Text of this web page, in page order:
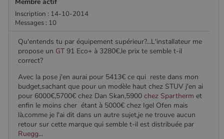
Inscription : 14-10-2014
Messages : 10
Qu'entends tu par équipement supérieur?...L'installateur me
propose un GT91 Eco+ à 3280€,le prix te semble t-il
correct?
Avec la pose j'en aurai pour 5413€ ce qui reste dans mon
budget,sachant que pour un modèle haut chez STUV j'en ai
pour 6000€,5700€ chez Dan Skan,5900 chez Spartherm et
enfin le moins cher étant à 5000€ chez Igel Ofen mais
là,comme je l'ai dit dans un autre sujet,je ne trouve aucun
retour sur cette marque qui semble t-il est distribuée par
Ruegg...